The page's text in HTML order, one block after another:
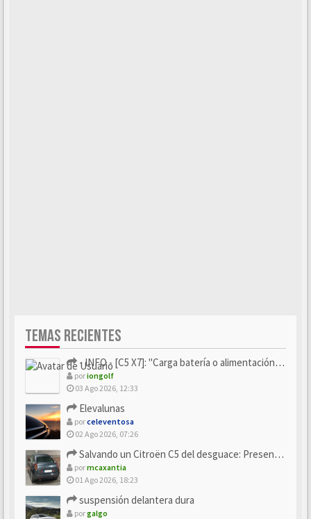
TEMAS RECIENTES
- INFO - [C5 X7]: "Carga batería o alimentación eléctri...
poriongolf
03 Ago 2026, 12:33
Elevalunas
porceleventosa
02 Ago 2026, 07:26
Salvando un Citroën C5 del desguace: Presentación y seguimiento
pormcaxantia
01 Ago 2026, 18:23
suspensión delantera dura
porgalgo